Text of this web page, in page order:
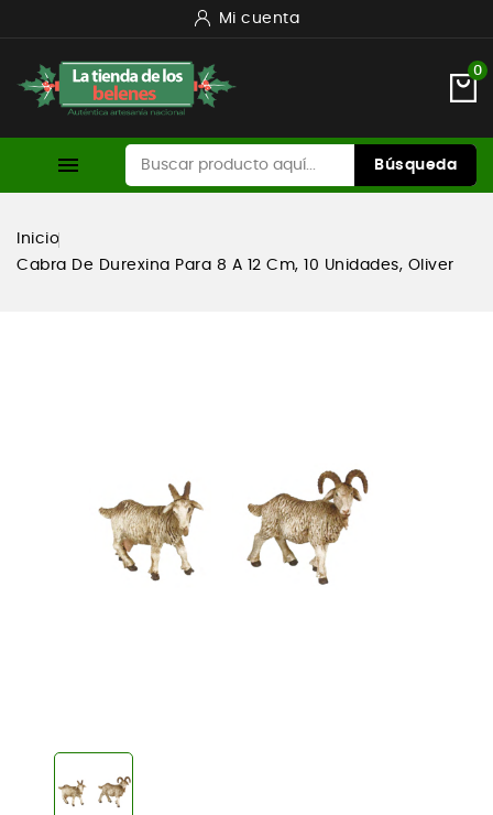
Mi cuenta
0
 Búsqueda
Inicio
Cabra De Durexina Para 8 A 12 Cm, 10 Unidades, Oliver